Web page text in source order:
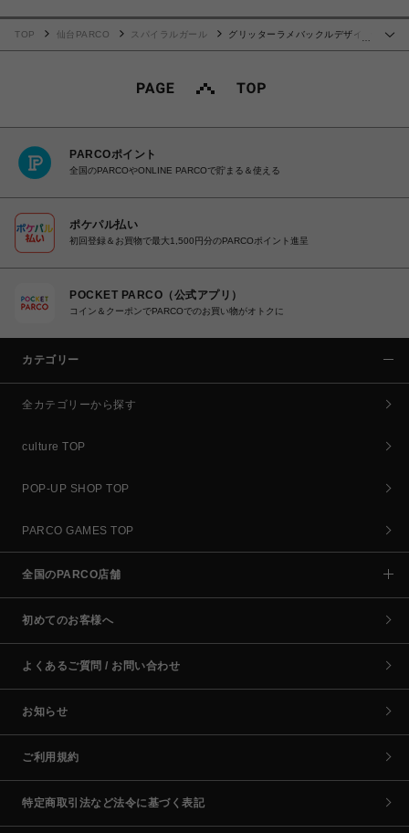
TOP 仙台PARCO スパイラルガール
グリッターラメバックルデザイン
PARCOポイント
全国のPARCOやONLINE PARCOで貯まる＆使える
ポケパル払い
初回登録＆お買物で最大1,500円分のPARCOポイント進呈
POCKET PARCO（公式アプリ）
コイン＆クーポンでPARCOでのお買い物がオトクに
カテゴリー
全カテゴリーから探す
culture TOP
POP-UP SHOP TOP
PARCO GAMES TOP
全国のPARCO店舗
初めてのお客様へ
よくあるご質問 / お問い合わせ
お知らせ
ご利用規約
特定商取引法など法令に基づく表記